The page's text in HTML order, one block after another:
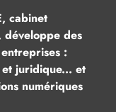
cabinet
développe des
:
juridique... et
numériques